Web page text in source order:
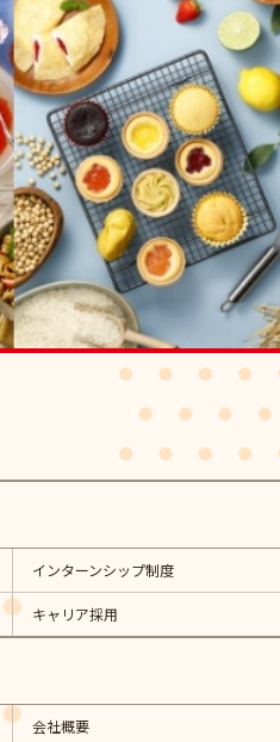
インターンシップ制度
キャリア採用
会社概要